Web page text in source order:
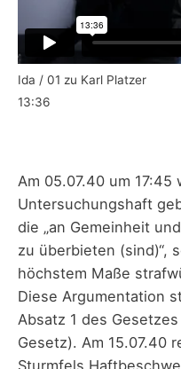
Ida / 01 zu Karl Platzer
13:36
Am 05.07.40 um 17:45
Untersuchungshaft
die „an Gemeinheit
zu überbieten (sind)“,
höchstem Maße
Diese Argumentation
Absatz 1 des
Gesetz). Am 15.07.40